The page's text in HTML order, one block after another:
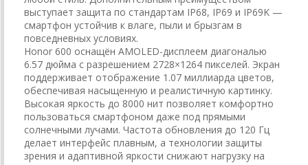
выступает защита по стандартам IP68, IP69 и IP69K —
смартфон устойчив к влаге, пыли и брызгам в
повседневных условиях.
Honor 600 оснащён AMOLED-дисплеем диагональю
6.57 дюйма с разрешением 2728×1264 пикселей. Экран
поддерживает отображение 1.07 миллиарда цветов,
обеспечивая насыщенную и реалистичную картинку.
Высокая яркость до 8000 нит позволяет комфортно
пользоваться смартфоном даже под прямыми
солнечными лучами. Частота обновления до 120 Гц
делает интерфейс плавным, а технологии защиты
зрения и адаптивной яркости снижают нагрузку на